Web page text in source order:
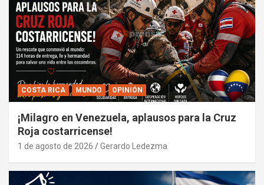
COSTA RICA MUNDO OPINIÓN
¡Milagro en Venezuela, aplausos para la Cruz
Roja costarricense!
1 de agosto de 2026 Gerardo Ledezma